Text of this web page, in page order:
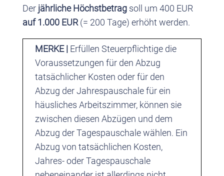
Der jährliche Höchstbetragsoll um 400 EUR
auf 1.000 EUR(= 200 Tage) erhöht werden.
MERKE | Erfüllen Steuerpflichtige die
Voraussetzungen für den Abzug
tatsächlicher Kosten oder für den
Abzug der Jahrespauschale für ein
häusliches Arbeitszimmer, können sie
zwischen diesen Abzügen und dem
Abzug der Tagespauschale wählen. Ein
Abzug von tatsächlichen Kosten,
Jahres- oder Tagespauschale